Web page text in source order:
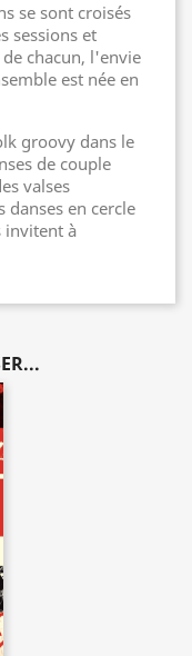
se sont croisés
sessions et
chacun, l'envie
est née en
groovy dans le
de couple
valses
danses en cercle
invitent à